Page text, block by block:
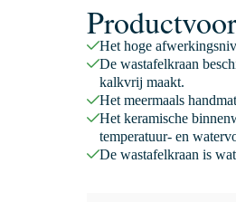
Het hoge
De wastafelkraan
kalkvrij maakt.
Het meermaals
Het keramische
temperatuur- en
De wastafelkraan is